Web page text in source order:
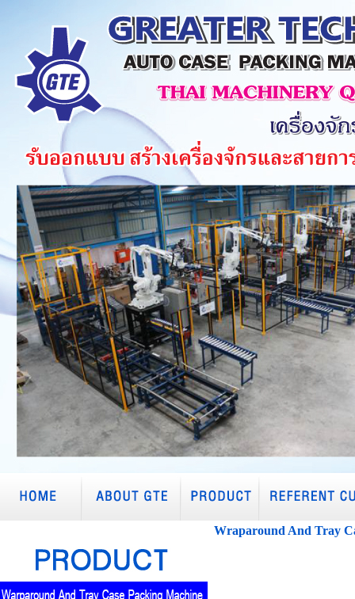
Wraparound And Tray